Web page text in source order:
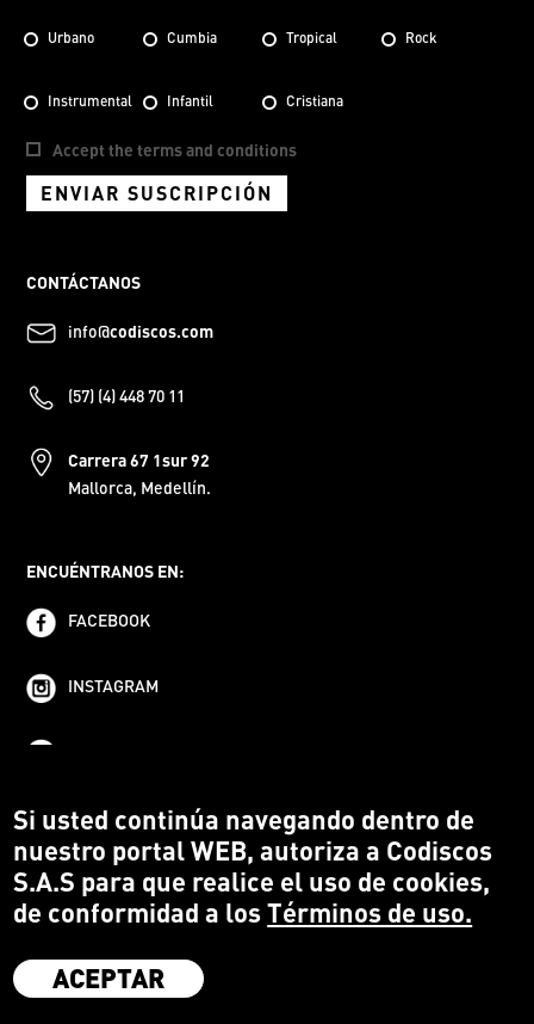
Urbano Cumbia Tropical Rock
Instrumental Infantil Cristiana
Accept the terms and conditions
ENVIAR SUSCRIPCIÓN
CONTÁCTANOS
info@codiscos.com
(57) (4) 448 70 11
Carrera 67 1sur 92
Mallorca, Medellín.
ENCUÉNTRANOS EN:
FACEBOOK
INSTAGRAM
Codiscos S.A.S
Si usted continúa navegando dentro de
nuestro portal WEB, autoriza a Codiscos
S.A.S para que realice el uso de cookies,
de conformidad a losTérminos de uso.
ACEPTAR